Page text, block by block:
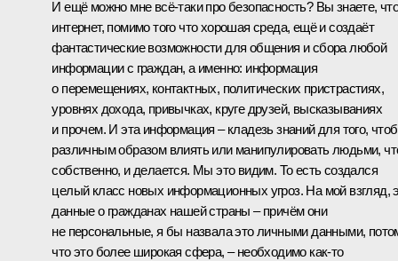
И ещё можно мне всё‑таки про безопасность? Вы знаете,
интернет, помимо того что хорошая среда, ещё и создаёт
фантастические возможности для общения и сбора любой
информации с граждан, а именно: информация
о перемещениях, контактных, политических пристрастиях,
уровнях дохода, привычках, круге друзей, высказываниях
и прочем. И эта информация – кладезь знаний для того,
различным образом влиять или манипулировать людьми,
собственно, и делается. Мы это видим. То есть создался
целый класс новых информационных угроз. На мой взгляд,
данные о гражданах нашей страны – причём они
не персональные, я бы назвала это личными данными,
что это более широкая сфера, – необходимо как‑то